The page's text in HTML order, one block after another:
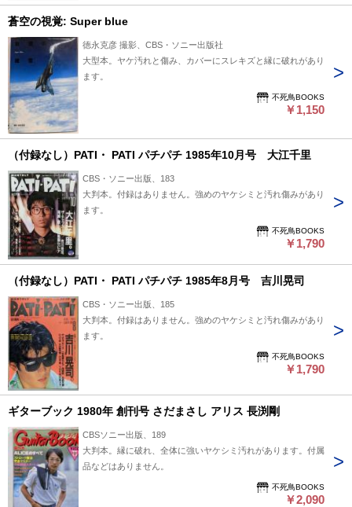
蒼空の視覚: Super blue
徳永克彦 撮影、CBS・ソニー出版社
大型本。ヤケ汚れと傷み、カバーにスレキズと縁に破れがあり
ます。
不死鳥BOOKS
￥1,150
（付録なし）PATI・ PATI パチパチ 1985年10月号 大江千里
CBS・ソニー出版、183
大判本。付録はありません。強めのヤケシミと汚れ傷みがあり
ます。
不死鳥BOOKS
￥1,790
（付録なし）PATI・ PATI パチパチ 1985年8月号 吉川晃司
CBS・ソニー出版、185
大判本。付録はありません。強めのヤケシミと汚れ傷みがあり
ます。
不死鳥BOOKS
￥1,790
ギターブック 1980年 創刊号 さだまさし アリス 長渕剛
CBSソニー出版、189
大判本。縁に破れ、全体に強いヤケシミ汚れがあります。付属
品などはありません。
不死鳥BOOKS
￥2,090